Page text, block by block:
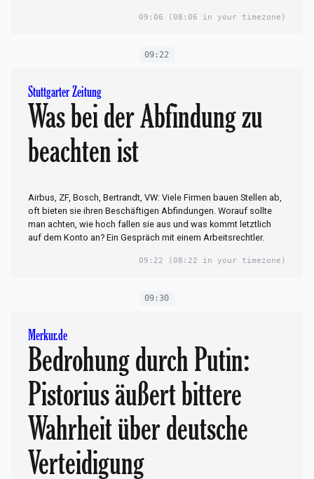
09:06 (08:06 in your timezone)
09:22
Stuttgarter Zeitung
Was bei der Abfindung zu
beachten ist
Airbus, ZF, Bosch, Bertrandt, VW: Viele Firmen bauen Stellen ab,
oft bieten sie ihren Beschäftigen Abfindungen. Worauf sollte
man achten, wie hoch fallen sie aus und was kommt letztlich
auf dem Konto an? Ein Gespräch mit einem Arbeitsrechtler.
09:22 (08:22 in your timezone)
09:30
Merkur.de
Bedrohung durch Putin:
Pistorius äußert bittere
Wahrheit über deutsche
Verteidigung